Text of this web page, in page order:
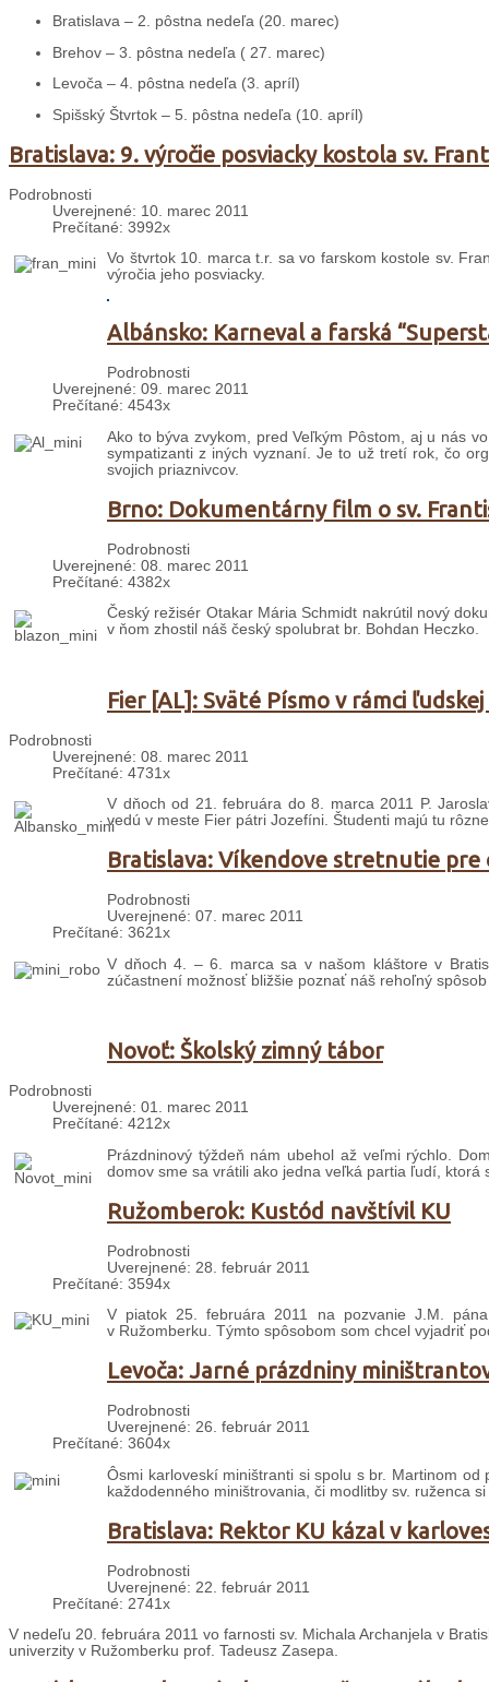
Bratislava – 2. pôstna nedeľa (20. marec)
Brehov – 3. pôstna nedeľa ( 27. marec)
Levoča – 4. pôstna nedeľa (3. apríl)
Spišský Štvrtok – 5. pôstna nedeľa (10. apríl)
Bratislava: 9. výročie posviacky kostola sv.
Podrobnosti
Uverejnené: 10. marec 2011
Prečítané: 3992x
Vo štvrtok 10. marca t.r. sa vo farskom kostole sv.
výročia jeho posviacky.
Albánsko: Karneval a farská
Podrobnosti
Uverejnené: 09. marec 2011
Prečítané: 4543x
Ako to býva zvykom, pred Veľkým Pôstom, aj u nás
sympatizanti z iných vyznaní. Je to už tretí rok, čo
svojich priaznivcov.
Brno: Dokumentárny film o sv.
Podrobnosti
Uverejnené: 08. marec 2011
Prečítané: 4382x
Český režisér Otakar Mária Schmidt nakrútil nový
v ňom zhostil náš český spolubrat br. Bohdan Heczko.
Fier [AL]: Sväté Písmo v rámci
Podrobnosti
Uverejnené: 08. marec 2011
Prečítané: 4731x
V dňoch od 21. februára do 8. marca 2011 P.
vedú v meste Fier pátri Jozefíni. Študenti majú tu
Bratislava: Víkendove stretnutie pre
Podrobnosti
Uverejnené: 07. marec 2011
Prečítané: 3621x
V dňoch 4. – 6. marca sa v našom kláštore v
zúčastnení možnosť bližšie poznať náš rehoľný
Novoť: Školský zimný tábor
Podrobnosti
Uverejnené: 01. marec 2011
Prečítané: 4212x
Prázdninový týždeň nám ubehol až veľmi rýchlo.
domov sme sa vrátili ako jedna veľká partia ľudí,
Ružomberok: Kustód navštívil KU
Podrobnosti
Uverejnené: 28. február 2011
Prečítané: 3594x
V piatok 25. februára 2011 na pozvanie J.M.
v Ružomberku. Týmto spôsobom som chcel vyjadriť
Levoča: Jarné prázdniny
Podrobnosti
Uverejnené: 26. február 2011
Prečítané: 3604x
Ôsmi karloveskí miništranti si spolu s br. Martinom
každodenného miništrovania, či modlitby sv. ruženca
Bratislava: Rektor KU kázal v
Podrobnosti
Uverejnené: 22. február 2011
Prečítané: 2741x
V nedeľu 20. februára 2011 vo farnosti sv. Michala Archanjela v
univerzity v Ružomberku prof. Tadeusz Zasepa.